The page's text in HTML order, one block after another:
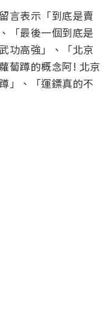
言表示「到底是賣
「最後一個到底是
功高強」、「北京
蔔蹲的概念阿! 北京
」、「運鏢真的不